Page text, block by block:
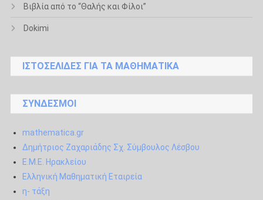
Βιβλία από το “Θαλής και Φίλοι”
Dokimi
ΙΣΤΟΣΕΛΊΔΕΣ ΓΙΑ ΤΑ ΜΑΘΗΜΑΤΙΚΆ
ΣΎΝΔΕΣΜΟΙ
mathematica.gr
Δημήτριος Ζαχαριάδης Σχ. Σύμβουλος Λέσβου
Ε.Μ.Ε. Ηρακλείου
Ελληνική Μαθηματική Εταιρεία
η- τάξη